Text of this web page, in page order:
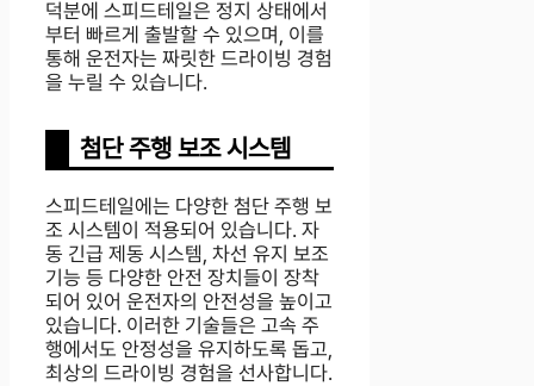
덕분에 스피드테일은 정지 상태에서
부터 빠르게 출발할 수 있으며, 이를
통해 운전자는 짜릿한 드라이빙 경험
을 누릴 수 있습니다.
첨단 주행 보조 시스템
스피드테일에는 다양한 첨단 주행 보
조 시스템이 적용되어 있습니다. 자
동 긴급 제동 시스템, 차선 유지 보조
기능 등 다양한 안전 장치들이 장착
되어 있어 운전자의 안전성을 높이고
있습니다. 이러한 기술들은 고속 주
행에서도 안정성을 유지하도록 돕고,
최상의 드라이빙 경험을 선사합니다.